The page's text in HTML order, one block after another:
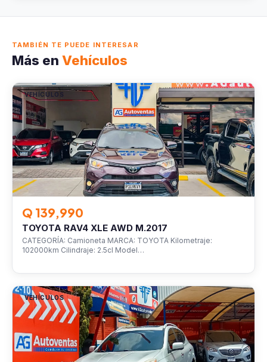
TAMBIÉN TE PUEDE INTERESAR
Más en Vehículos
VEHÍCULOS
Q 139,990
TOYOTA RAV4 XLE AWD M.2017
CATEGORÍA: Camioneta MARCA: TOYOTA Kilometraje:
102000km Cilindraje: 2.5cl Model…
VEHÍCULOS